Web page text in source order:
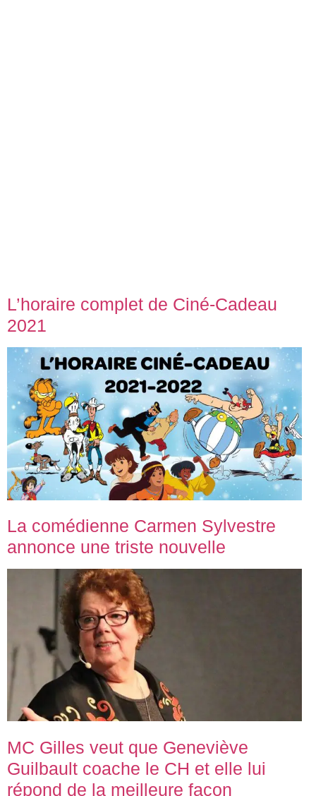
L’horaire complet de Ciné-Cadeau
2021
La comédienne Carmen Sylvestre
annonce une triste nouvelle
MC Gilles veut que Geneviève
Guilbault coache le CH et elle lui
répond de la meilleure façon